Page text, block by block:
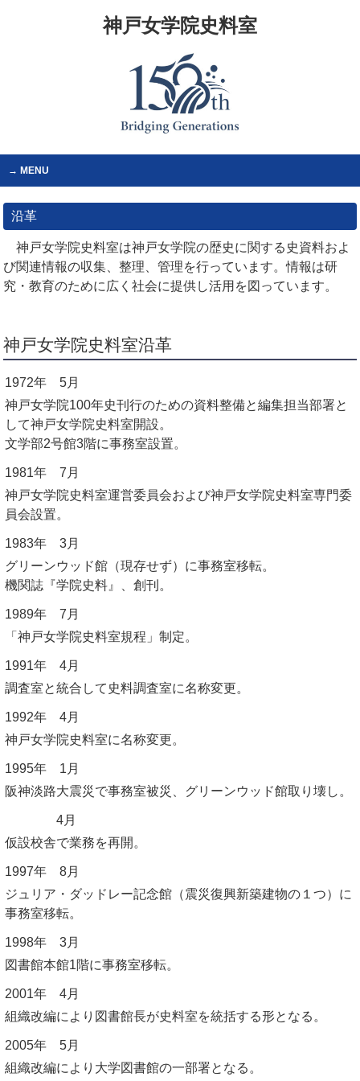
神戸女学院史料室
MENU
沿革
神戸女学院史料室は神戸女学院の歴史に関する史資料およ
び関連情報の収集、整理、管理を行っています。情報は研
究・教育のために広く社会に提供し活用を図っています。
神戸女学院史料室沿革
1972年 5月
神戸女学院100年史刊行のための資料整備と編集担当部署と
して神戸女学院史料室開設。
文学部2号館3階に事務室設置。
1981年 7月
神戸女学院史料室運営委員会および神戸女学院史料室専門委
員会設置。
1983年 3月
グリーンウッド館（現存せず）に事務室移転。
機関誌『学院史料』、創刊。
1989年 7月
「神戸女学院史料室規程」制定。
1991年 4月
調査室と統合して史料調査室に名称変更。
1992年 4月
神戸女学院史料室に名称変更。
1995年 1月
阪神淡路大震災で事務室被災、グリーンウッド館取り壊し。
4月
仮設校舎で業務を再開。
1997年 8月
ジュリア・ダッドレー記念館（震災復興新築建物の１つ）に
事務室移転。
1998年 3月
図書館本館1階に事務室移転。
2001年 4月
組織改編により図書館長が史料室を統括する形となる。
2005年 5月
組織改編により大学図書館の一部署となる。